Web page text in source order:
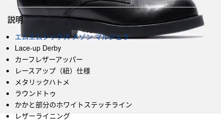
説明
エムエムシックス メゾン マルジェラ
Lace-up Derby
カーフレザーアッパー
レースアップ（紐）仕様
メタリックハトメ
ラウンドトゥ
かかと部分のホワイトステッチライン
レザーライニング